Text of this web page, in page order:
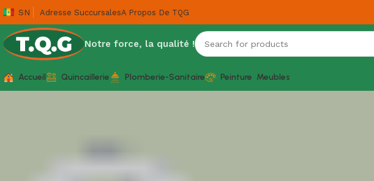
SN Adresse SuccursalesA Propos De TQG
Notre force, la qualité !
Accueil Quincaillerie Plomberie-Sanitaire Peinture Meubles